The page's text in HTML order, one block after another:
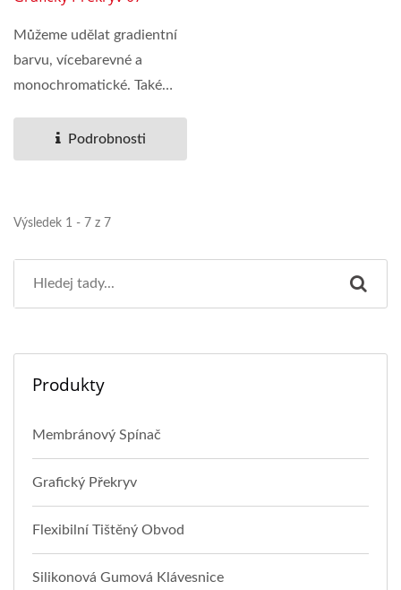
Můžeme udělat gradientní
barvu, vícebarevné a
monochromatické. Také
Podrobnosti
Výsledek 1 - 7 z 7
Produkty
Membránový Spínač
Grafický Překryv
Flexibilní Tištěný Obvod
Silikonová Gumová Klávesnice